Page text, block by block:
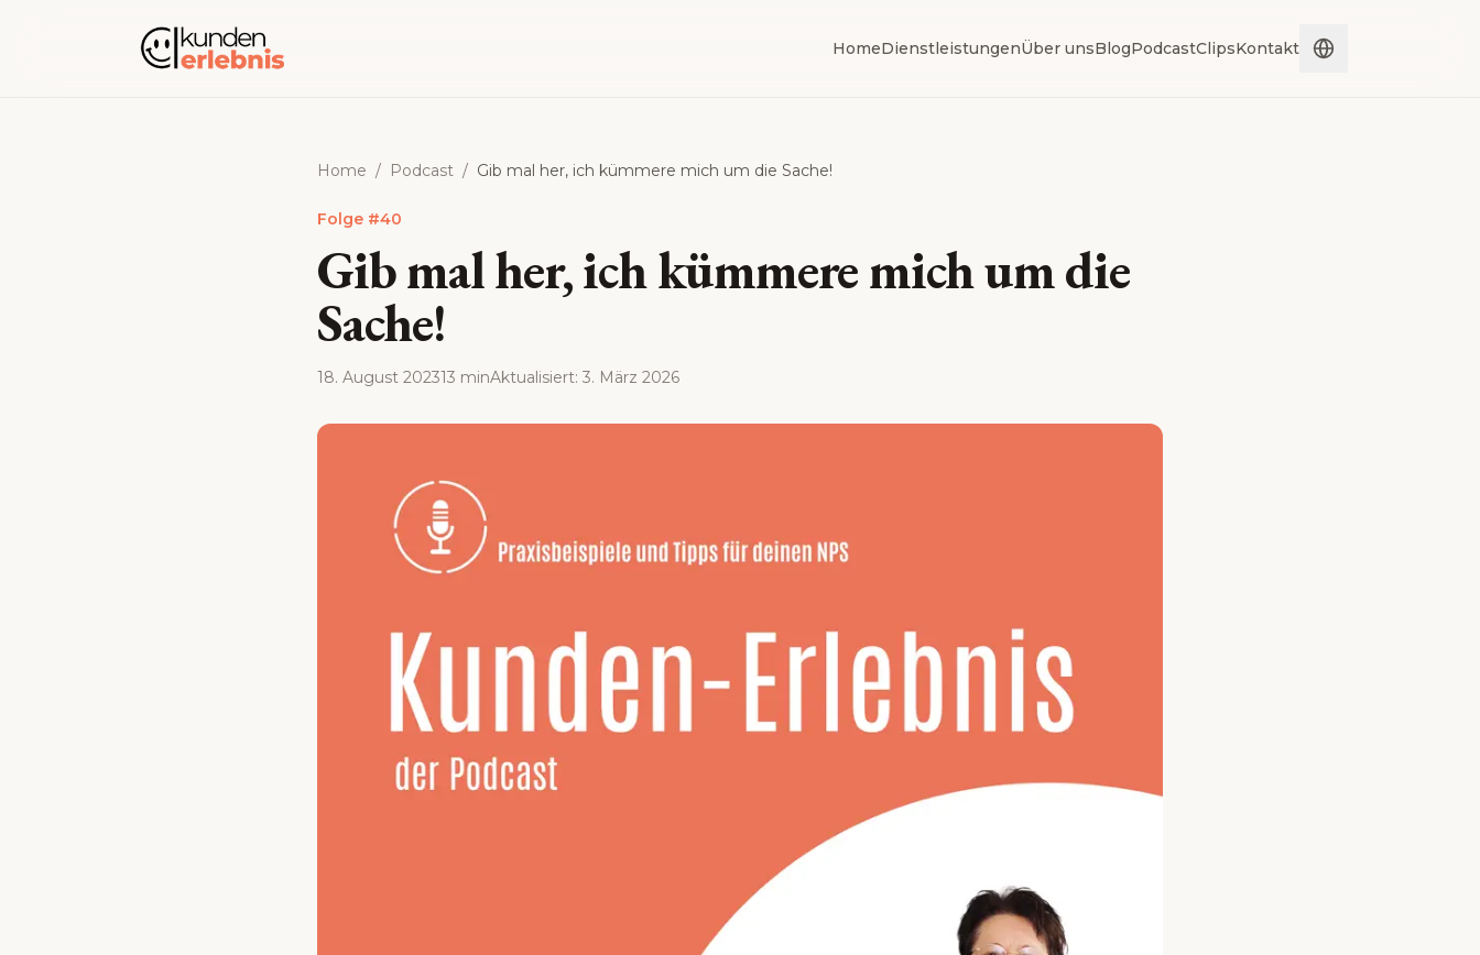
HomeDienstleistungenÜber unsBlogPodcastClipsKontakt
Home / Podcast / Gib mal her, ich kümmere mich um die Sache!
Folge #40
Gib mal her, ich kümmere mich um die
Sache!
18. August 202313 minAktualisiert: 3. März 2026